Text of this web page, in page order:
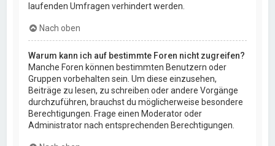
laufenden Umfragen verhindert werden.
Nach oben
Warum kann ich auf bestimmte Foren nicht zugreifen?
Manche Foren können bestimmten Benutzern oder
Gruppen vorbehalten sein. Um diese einzusehen,
Beiträge zu lesen, zu schreiben oder andere Vorgänge
durchzuführen, brauchst du möglicherweise besondere
Berechtigungen. Frage einen Moderator oder
Administrator nach entsprechenden Berechtigungen.